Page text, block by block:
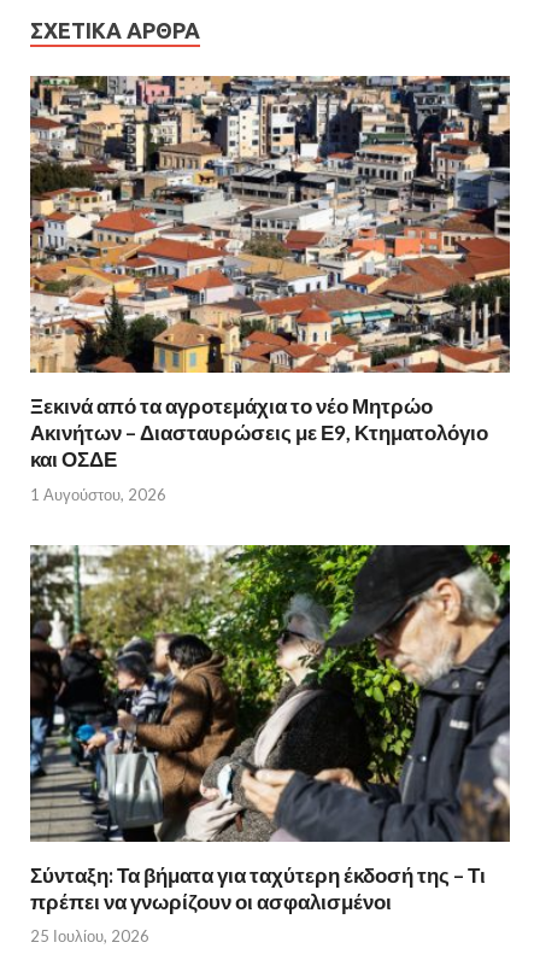
ΣΧΕΤΙΚΆ ΆΡΘΡΑ
Ξεκινά από τα αγροτεμάχια το νέο Μητρώο
Ακινήτων – Διασταυρώσεις με Ε9, Κτηματολόγιο
και ΟΣΔΕ
1 Αυγούστου, 2026
Σύνταξη: Τα βήματα για ταχύτερη έκδοσή της – Τι
πρέπει να γνωρίζουν οι ασφαλισμένοι
25 Ιουλίου, 2026